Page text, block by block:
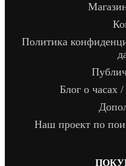
Политика
Блог о часах
Наш проект по